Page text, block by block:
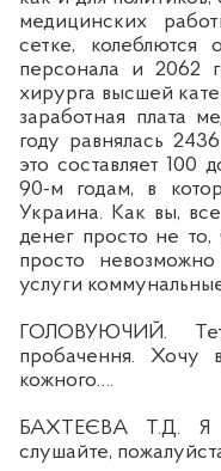
медицинских
сетке, колеблются
персонала и 2062
хирурга высшей
заработная плата
году равнялась
это составляет
90-м годам, в
Украина. Как вы,
денег просто не то,
просто
услуги
ГОЛОВУЮЧИЙ.
пробачення. Хочу
кожного….
БАХТЕЄ ВА Т.Д. Я
слушайте,